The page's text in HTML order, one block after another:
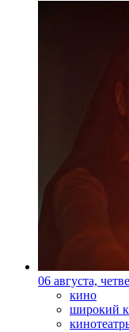
06 августа,
кино
широкий